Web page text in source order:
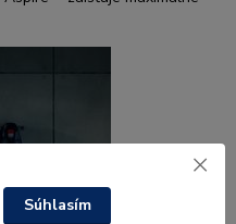
Súhlasím